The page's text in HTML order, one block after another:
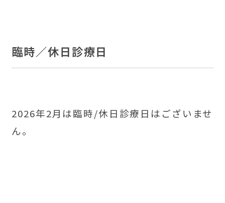
臨時／休日診療日
2026年2月は臨時/休日診療日はございませ
ん。